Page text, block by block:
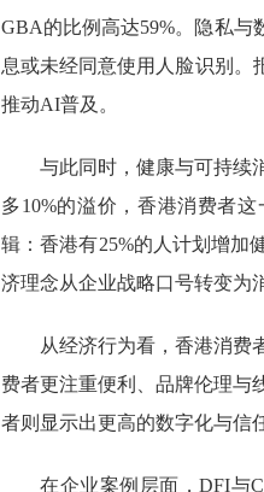
GBA的比例高达59%。隐私
息或未经同意使用人脸识别。
推动AI普及。
与此同时，健康与可持续
多10%的溢价，香港消费者
辑：香港有25%的人计划增加
济理念从企业战略口号转变为
从经济行为看，香港消费
费者更注重便利、品牌伦理与
者则显示出更高的数字化与信
在企业案例层面，DFI与